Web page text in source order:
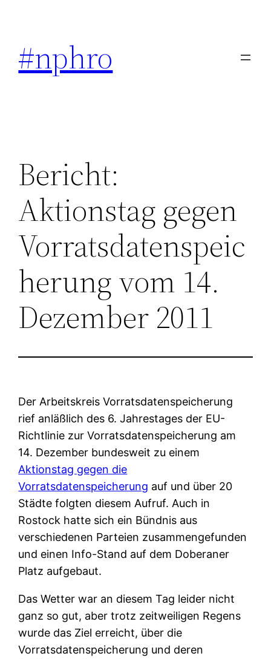
content
#nphro
Bericht:
Aktionstag gegen
Vorratsdatenspeic
herung vom 14.
Dezember 2011
Der Arbeitskreis Vorratsdatenspeicherung
rief anläßlich des 6. Jahrestages der EU-
Richtlinie zur Vorratsdatenspeicherung am
14. Dezember bundesweit zu einem
Aktionstag gegen die
Vorratsdatenspeicherung auf und über 20
Städte folgten diesem Aufruf. Auch in
Rostock hatte sich ein Bündnis aus
verschiedenen Parteien zusammengefunden
und einen Info-Stand auf dem Doberaner
Platz aufgebaut.
Das Wetter war an diesem Tag leider nicht
ganz so gut, aber trotz zeitweiligen Regens
wurde das Ziel erreicht, über die
Vorratsdatenspeicherung und deren